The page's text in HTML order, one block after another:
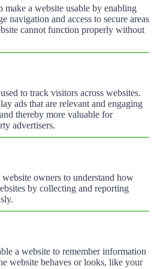
make a website usable by enabling
navigation and access to secure areas
cannot function properly without
to track visitors across websites.
ads that are relevant and engaging
thereby more valuable for
advertisers.
owners to understand how
by collecting and reporting
a website to remember information
website behaves or looks, like your